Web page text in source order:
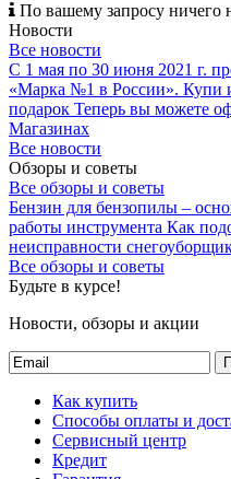
По вашему запросу ничего
Новости
Все новости
С 1 мая по 30 июня 2021 г.
«Марка №1 в России». Купи
подарок Теперь вы можете
Магазинах
Все новости
Обзоры и советы
Все обзоры и советы
Бензин для бензопилы –
работы инструмента Как
неисправности
Все обзоры и советы
Будьте в курсе!
Новости, обзоры и акции
Как купить
Способы оплаты и
Сервисный центр
Кредит